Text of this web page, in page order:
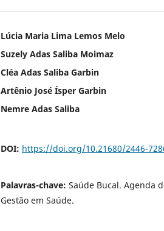
Lúcia Maria Lima Lemos Melo
Suzely Adas Saliba Moimaz
Cléa Adas Saliba Garbin
Artênio José Ísper Garbin
Nemre Adas Saliba
DOI: https://doi.org/10.21680/2446-
Palavras-chave: Saúde Bucal. Agenda
Gestão em Saúde.